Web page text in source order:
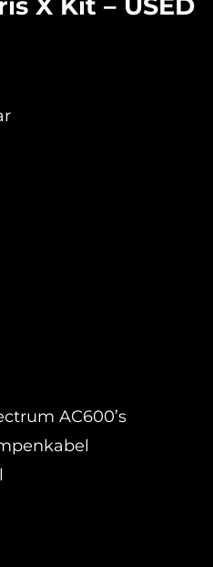
X Kit – USED
AC600’s